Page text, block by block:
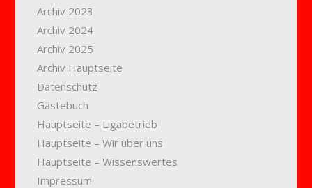
Archiv 2023
Archiv 2024
Archiv 2025
Archiv Hauptseite
Datenschutz
Gästebuch
Hauptseite – Ligabetrieb
Hauptseite – Wir über uns
Hauptseite – Wissenswertes
Impressum